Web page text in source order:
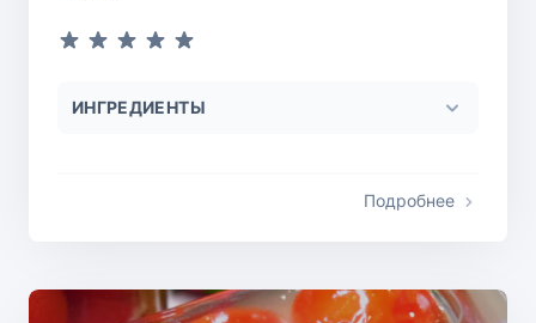
ИНГРЕДИЕНТЫ
Подробнее